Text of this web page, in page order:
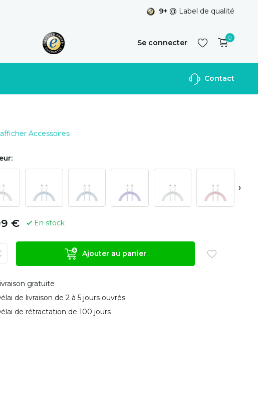
9+ @ Label de qualité
Se connecter
S'inscrire
0
Contact
Accessoires
›
€ En stock
Ajouter au panier
gratuite
de livraison de 2 à 5 jours ouvrés
de rétractation de 100 jours